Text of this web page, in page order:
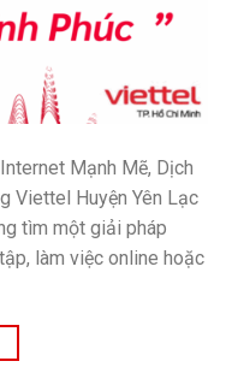
Mạnh Mẽ, Dịch
Viettel Huyện Yên Lạc
tìm một giải pháp
làm việc online hoặc